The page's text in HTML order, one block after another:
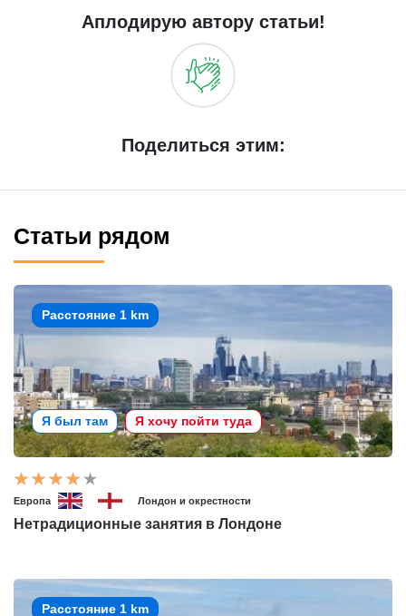
Аплодирую автору статьи!
Поделиться этим:
Статьи рядом
Расстояние 1 km
Я был там Я хочу пойти туда
Европа Лондон и окрестности
Нетрадиционные занятия в Лондоне
Расстояние 1 km